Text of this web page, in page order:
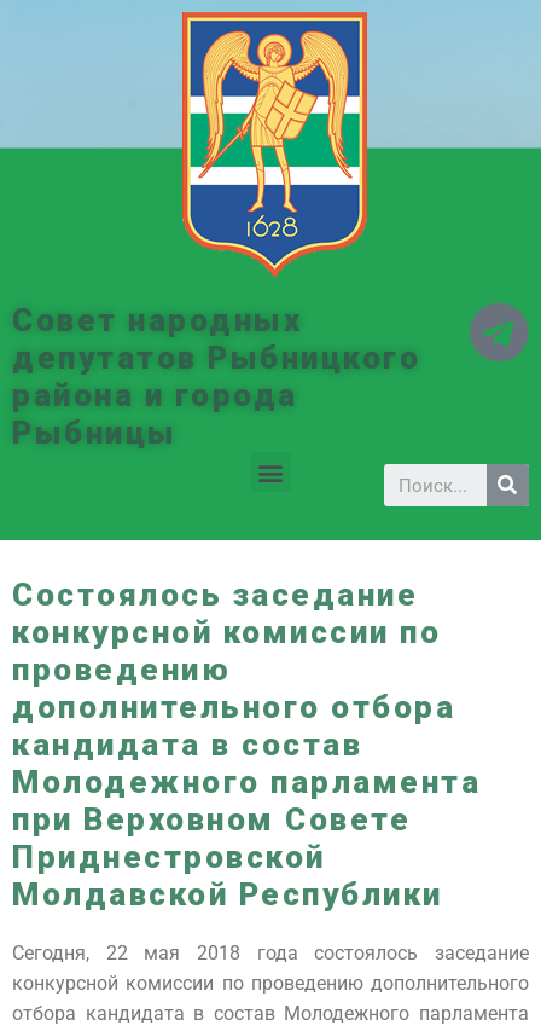
Совет народных
депутатов Рыбницкого
района и города
Рыбницы
Состоялось заседание
конкурсной комиссии по
проведению
дополнительного отбора
кандидата в состав
Молодежного парламента
при Верховном Совете
Приднестровской
Молдавской Республики
Сегодня, 22 мая 2018 года состоялось заседание
конкурсной комиссии по проведению дополнительного
отбора кандидата в состав Молодежного парламента